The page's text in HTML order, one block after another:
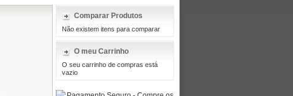
Comparar Produtos
Não existem itens para comparar
O meu Carrinho
O seu carrinho de compras está
vazio